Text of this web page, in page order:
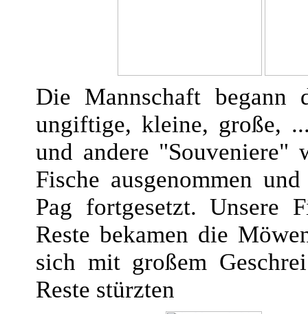
Die Mannschaft begann
ungiftige, kleine, große,
und andere "Souveniere"
Fische ausgenommen
Pag fortgesetzt. Unsere
Reste bekamen die
sich mit großem
Reste stürzten